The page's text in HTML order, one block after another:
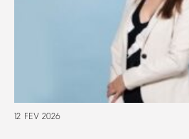
12 FEV 2026